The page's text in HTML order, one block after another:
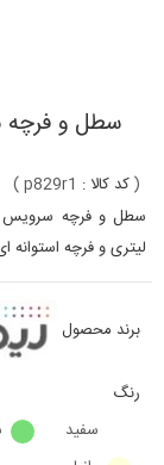
سطل و فرچه
(کد کالا : p829r1
)
لیتری و فرچه استوانه
برند محصول
رنگ
سفید